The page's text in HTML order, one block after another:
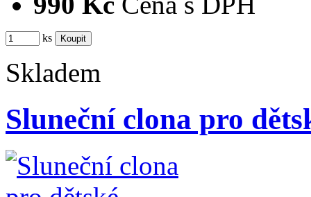
ks
Skladem
Sluneční clona pro